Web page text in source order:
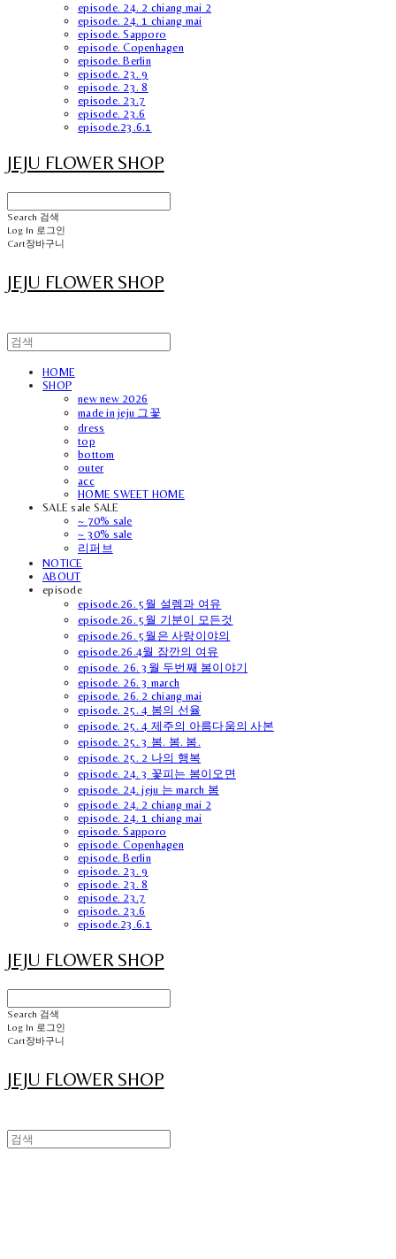
episode. 24. 2 chiang mai 2
episode. 24. 1 chiang mai
episode. Sapporo
episode. Copenhagen
episode. Berlin
episode. 23. 9
episode. 23. 8
episode. 23.7
episode. 23.6
episode.23.6.1
JEJU FLOWER SHOP
Search 검색
Log In 로그인
Cart장바구니
JEJU FLOWER SHOP
HOME
SHOP
new new 2026
made in jeju 그꽃
dress
top
bottom
outer
acc
HOME SWEET HOME
SALE sale SALE
~ 70% sale
~ 30% sale
리퍼브
NOTICE
ABOUT
episode
episode.26. 5월 설렘과 여유
episode.26. 5월 기분이 모든것
episode.26. 5월은 사랑이야의
episode.26.4월 잠깐의 여유
episode. 26. 3월 두번째 봄이야기
episode. 26. 3 march
episode. 26. 2 chiang mai
episode. 25. 4 봄의 선율
episode. 25. 4 제주의 아름다움의 사본
episode. 25. 3 봄. 봄. 봄.
episode. 25. 2 나의 행복
episode. 24. 3 꽃피는 봄이오면
episode. 24. jeju 는 march 봄
episode. 24. 2 chiang mai 2
episode. 24. 1 chiang mai
episode. Sapporo
episode. Copenhagen
episode. Berlin
episode. 23. 9
episode. 23. 8
episode. 23.7
episode. 23.6
episode.23.6.1
JEJU FLOWER SHOP
Search 검색
Log In 로그인
Cart장바구니
JEJU FLOWER SHOP